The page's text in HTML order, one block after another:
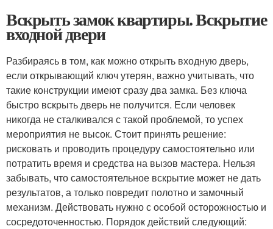
Вскрыть замок квартиры. Вскрытие
входной двери
Разбираясь в том, как можно открыть входную дверь,
если открывающий ключ утерян, важно учитывать, что
такие конструкции имеют сразу два замка. Без ключа
быстро вскрыть дверь не получится. Если человек
никогда не сталкивался с такой проблемой, то успех
мероприятия не высок. Стоит принять решение:
рисковать и проводить процедуру самостоятельно или
потратить время и средства на вызов мастера. Нельзя
забывать, что самостоятельное вскрытие может не дать
результатов, а только повредит полотно и замочный
механизм. Действовать нужно с особой осторожностью и
сосредоточенностью. Порядок действий следующий: